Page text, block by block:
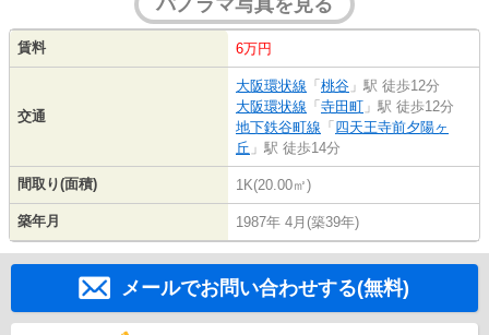
パノラマ写真を見る
賃料 6万円
交通
大阪環状線 「 桃谷 」駅 徒歩12分
大阪環状線 「 寺田町 」駅 徒歩12分
地下鉄谷町線 「 四天王寺前夕陽ヶ
丘 」駅 徒歩14分
間取り(面積) 1K(20.00㎡)
築年月 1987年 4月(築39年)
メールでお問い合わせする(無料)